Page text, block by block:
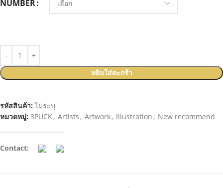
NUMBER
หยิบใส่ตะกร้า
รหัสสินค้า:ไม่ระบุ
หมวดหมู่: 3PUCK , Artists , Artwork, Illustration , New recommend
Contact: